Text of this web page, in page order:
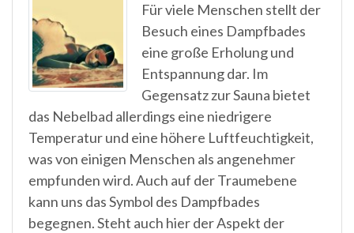
Für viele Menschen stellt der
Besuch eines Dampfbades
eine große Erholung und
Entspannung dar. Im
Gegensatz zur Sauna bietet
das Nebelbad allerdings eine niedrigere
Temperatur und eine höhere Luftfeuchtigkeit,
was von einigen Menschen als angenehmer
empfunden wird. Auch auf der Traumebene
kann uns das Symbol des Dampfbades
begegnen. Steht auch hier der Aspekt der